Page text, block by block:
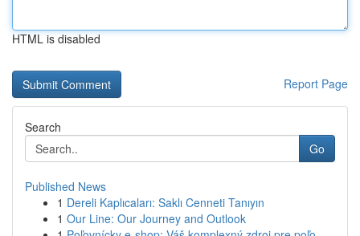
HTML is disabled
Report Page
Search
Go
Published News
1 Dereli Kaplıcaları: Saklı Cenneti Tanıyın
1 Our Line: Our Journey and Outlook